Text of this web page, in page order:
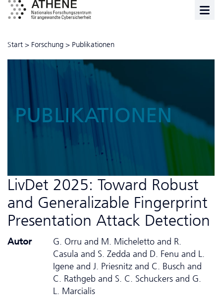
Start > Forschung > Publikationen
PUBLIKATIONEN
LivDet 2025: Toward Robust
and Generalizable Fingerprint
Presentation Attack Detection
Autor
G. Orru and M. Micheletto and R.
Casula and S. Zedda and D. Fenu and L.
Igene and J. Priesnitz and C. Busch and
C. Rathgeb and S. C. Schuckers and G.
L. Marcialis